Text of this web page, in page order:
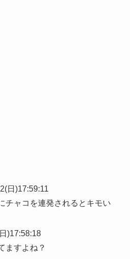
日)17:59:11
チャコを連発されるとキモい
)17:58:18
ますよね？